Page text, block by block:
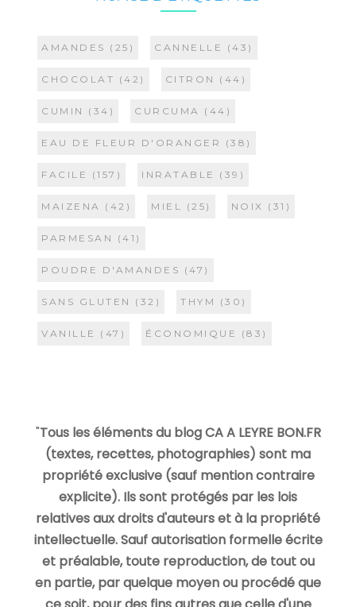
AMANDES (25) CANNELLE (43)
CHOCOLAT (42) CITRON (44)
CUMIN (34) CURCUMA (44)
EAU DE FLEUR D'ORANGER (38)
FACILE (157) INRATABLE (39)
MAIZENA (42) MIEL (25) NOIX (31)
PARMESAN (41)
POUDRE D'AMANDES (47)
SANS GLUTEN (32) THYM (30)
VANILLE (47) ÉCONOMIQUE (83)
"Tous les éléments du blog CA A LEYRE BON.FR
(textes, recettes, photographies) sont ma
propriété exclusive (sauf mention contraire
explicite). Ils sont protégés par les lois
relatives aux droits d'auteurs et à la propriété
intellectuelle. Sauf autorisation formelle écrite
et préalable, toute reproduction, de tout ou
en partie, par quelque moyen ou procédé que